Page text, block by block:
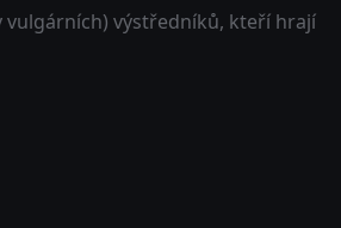
vulgárních) výstředníků, kteří hrají